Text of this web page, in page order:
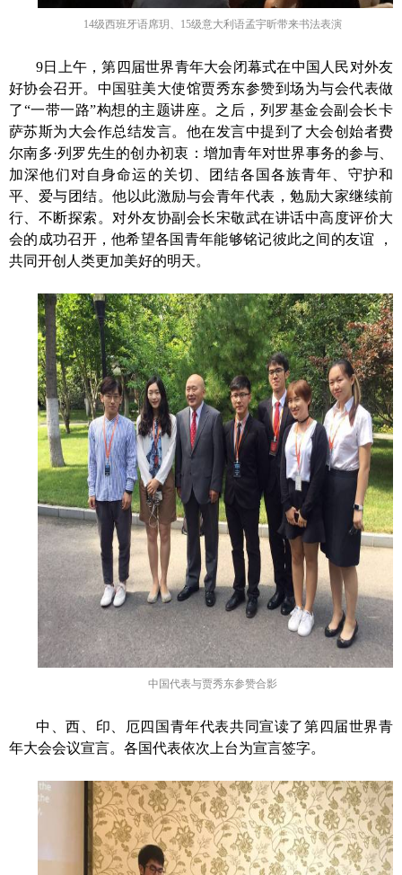
14级西班牙语席玥、 15级意大利语孟宇昕带来书法表演
9日上午，第四届世界青年大会闭幕式在中国人民对外友
好协会召开。中国驻美大使馆贾秀东参赞到场为与会代表做
了“一带一路”构想的主题讲座。之后，列罗基金会副会长卡
萨苏斯为大会作总结发言。他在发言中提到了大会创始者费
尔南多·列罗先生的创办初衷：增加青年对世界事务的参与、
加深他们对自身命运的关切、团结各国各族青年、守护和
平、爱与团结。他以此激励与会青年代表，勉励大家继续前
行、不断探索。对外友协副会长宋敬武在讲话中高度评价大
会的成功召开，他希望各国青年能够铭记彼此之间的友谊 ，
共同开创人类更加美好的明天。
中国代表与贾秀东参赞合影
中、西、印、厄四国青年代表共同宣读了第四届世界青
年大会会议宣言。各国代表依次上台为宣言签字。